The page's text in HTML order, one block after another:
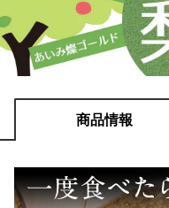
商品情報